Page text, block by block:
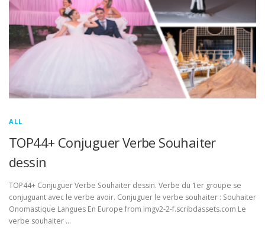
ALL
TOP44+ Conjuguer Verbe Souhaiter
dessin
TOP44+ Conjuguer Verbe Souhaiter dessin. Verbe du 1er groupe se
conjuguant avec le verbe avoir. Conjuguer le verbe souhaiter : Souhaiter
Onomastique Langues En Europe from imgv2-2-f.scribdassets.com Le
verbe souhaiter …